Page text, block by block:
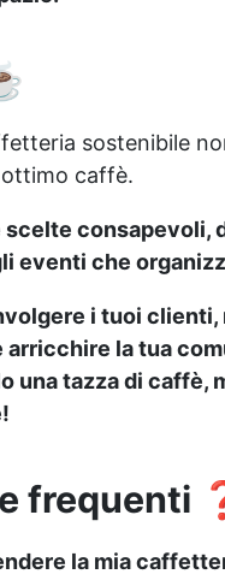
sostenibile
caffè.
scelte consapevoli,
eventi che
i tuoi clienti,
arricchire la tua
una tazza di caffè,
frequenti
la mia